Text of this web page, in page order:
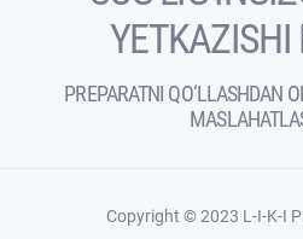
PREPARATNI QO‘LLASHDAN
Copyright © 2023 L-I-K-I